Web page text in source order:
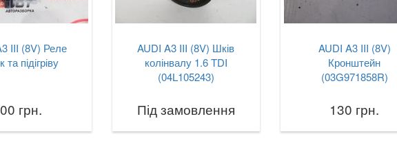
III (8V) Реле
та підігріву
грн.
AUDI A3 III (8V) Шків
колінвалу 1.6 TDI
(04L105243)
Під замовлення
AUDI A3 III (8V)
Кронштейн
(03G971858R)
130 грн.